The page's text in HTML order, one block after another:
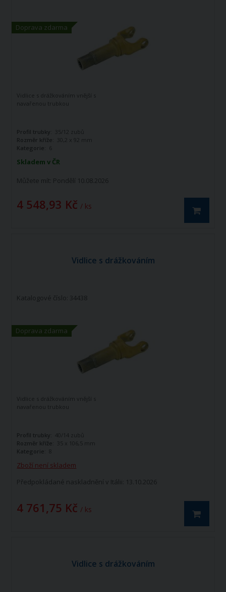
Doprava zdarma
Skladem v ČR
Můžete mít: Pondělí 10.08.2026
4 548,93 Kč / ks
Vidlice s drážkováním vnější s
navařenou trubkou
Profil trubky:
35/12 zubů
Rozměr kříže:
30,2 x 92 mm
Kategorie: 6
Vidlice s drážkováním
Doprava zdarma
Katalogové číslo: 34438
Zboží není skladem
Předpokládané naskladnění v Itálii: 13.10.2026
4 761,75 Kč / ks
Vidlice s drážkováním vnější s
navařenou trubkou
Profil trubky:
40/14 zubů
Rozměr kříže:
35 x 106,5 mm
Kategorie:
Vidlice s drážkováním